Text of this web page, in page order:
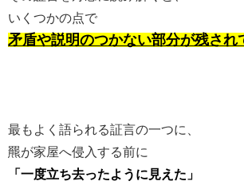
いくつかの点で
矛盾や説明のつかない部分が残され
最もよく語られる証言の一つに、
羆が家屋へ侵入する前に
「一度立ち去ったように見えた」